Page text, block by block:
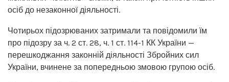
осіб до незаконної діяльності.
Чотирьох підозрюваних затримали та повідомили їм
про підозру за ч. 2 ст. 28, ч. 1 ст. 114-1 КК України —
перешкоджання законній діяльності Збройних сил
України, вчинене за попередньою змовою групою осіб.